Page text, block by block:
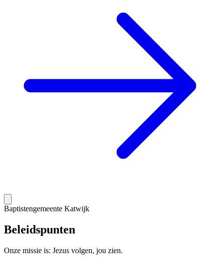
Baptistengemeente Katwijk
Beleidspunten
Onze missie is: Jezus volgen, jou zien.